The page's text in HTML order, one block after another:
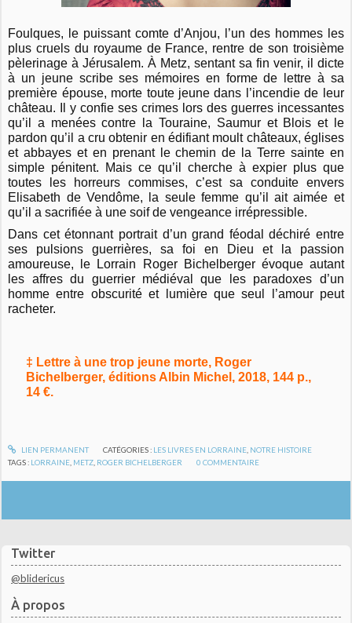
Twitter
@blidericus
À propos
Foulques, le puissant comte d’Anjou, l’un des hommes les
plus cruels du royaume de France, rentre de son troisième
pèlerinage à Jérusalem. À Metz, sentant sa fin venir, il dicte
à un jeune scribe ses mémoires en forme de lettre à sa
première épouse, morte toute jeune dans l’incendie de leur
château. Il y confie ses crimes lors des guerres incessantes
qu’il a menées contre la Touraine, Saumur et Blois et le
pardon qu’il a cru obtenir en édifiant moult châteaux, églises
et abbayes et en prenant le chemin de la Terre sainte en
simple pénitent. Mais ce qu’il cherche à expier plus que
toutes les horreurs commises, c’est sa conduite envers
Elisabeth de Vendôme, la seule femme qu’il ait aimée et
qu’il a sacrifiée à une soif de vengeance irrépressible.
Dans cet étonnant portrait d’un grand féodal déchiré entre
ses pulsions guerrières, sa foi en Dieu et la passion
amoureuse, le Lorrain Roger Bichelberger évoque autant
les affres du guerrier médiéval que les paradoxes d’un
homme entre obscurité et lumière que seul l’amour peut
racheter.
‡ Lettre à une trop jeune morte, Roger
Bichelberger, éditions Albin Michel, 2018, 144 p.,
14 €.
LIEN PERMANENT CATÉGORIES : LES LIVRES EN LORRAINE, NOTRE HISTOIRE
TAGS : LORRAINE METZ ROGER BICHELBERGER 0 COMMENTAIRE